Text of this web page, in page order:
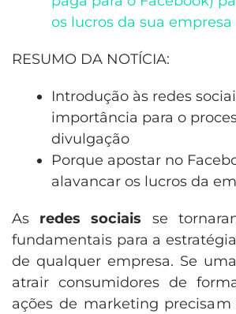
os lucros da sua empresa
RESUMO DA NOTÍCIA:
Introdução às redes
importância para o
divulgação
Porque apostar no
alavancar os lucros da
As redes sociais se
fundamentais para a
de qualquer empresa. Se
atrair consumidores de
ações de marketing precisam